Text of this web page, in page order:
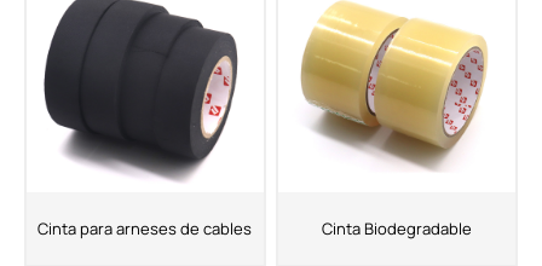
Cinta para arneses de cables Cinta Biodegradable